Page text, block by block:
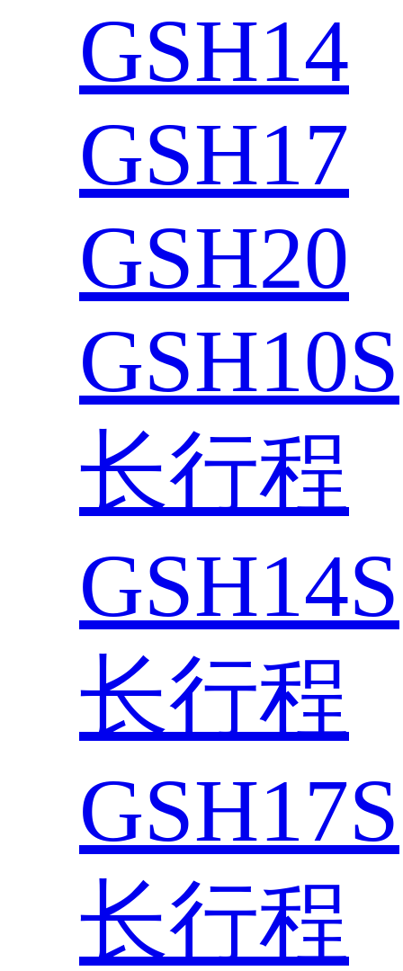
GSH14
GSH17
GSH20
GSH10S
长行程
GSH14S
长行程
GSH17S
长行程